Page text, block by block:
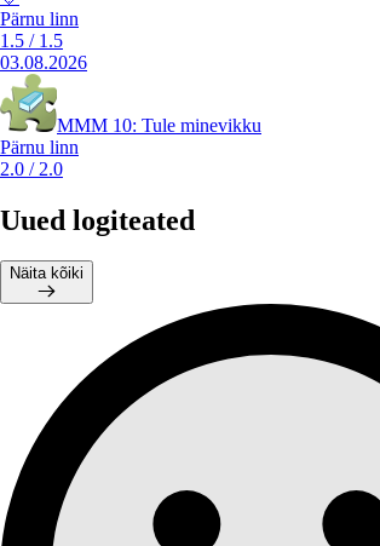
Pärnu linn
1.5 / 1.5
03.08.2026
MMM 10: Tule minevikku
Pärnu linn
2.0 / 2.0
Uued logiteated
Näita kõiki